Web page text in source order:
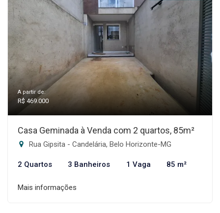
A partir de:
R$ 469.000
Casa Geminada à Venda com 2 quartos, 85m²
Rua Gipsita - Candelária, Belo Horizonte-MG
2 Quartos 3 Banheiros 1 Vaga 85 m²
Mais informações